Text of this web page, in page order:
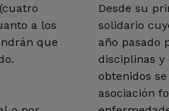
a los
que
Desde su
solidario
año pasado
disciplinas y
obtenidos
asociación